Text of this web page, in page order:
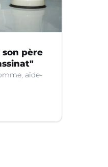
son père
aide-